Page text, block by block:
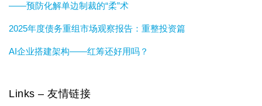
——预防化解单边制裁的“柔”术
2025年度债务重组市场观察报告：重整投资篇
AI企业搭建架构——红筹还好用吗？
Links – 友情链接